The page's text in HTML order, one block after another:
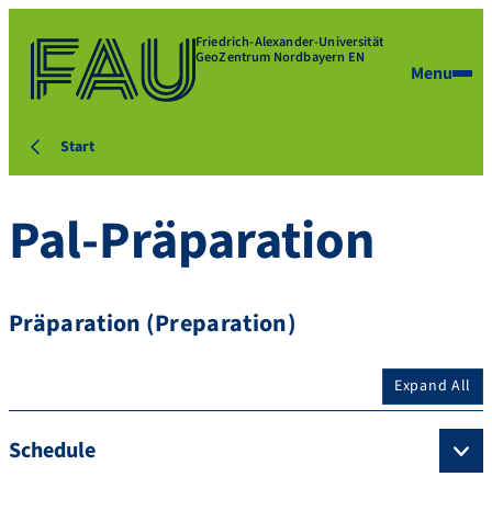
Friedrich-Alexander-Universität
GeoZentrum Nordbayern EN
Menu
Start
Pal-Präparation
Präparation (Preparation)
Expand All
Schedule